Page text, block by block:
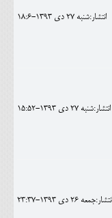
انتشار:شنبه 27 دی 1393-18:6
انتشار:شنبه 27 دی 1393-15:52
انتشار:جمعه 26 دی 1393-23:37